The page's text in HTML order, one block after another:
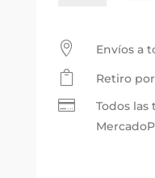
Blanco
 Envíos a
 Retiro

Todos las